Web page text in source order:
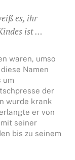
es, ihr
ist …
waren, umso
Namen
um
der
wurde krank
er von
seiner
bis zu seinem